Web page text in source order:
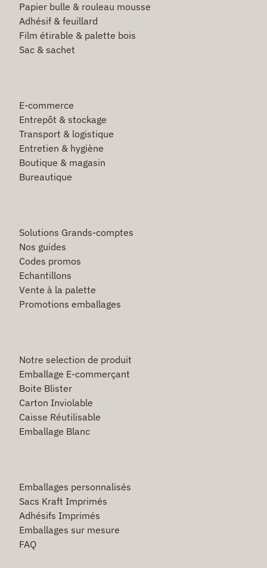
Papier bulle & rouleau mousse
Adhésif & feuillard
Film étirable & palette bois
Sac & sachet
E-commerce
Entrepôt & stockage
Transport & logistique
Entretien & hygiène
Boutique & magasin
Bureautique
Solutions Grands-comptes
Nos guides
Codes promos
Echantillons
Vente à la palette
Promotions emballages
Notre selection de produit
Emballage E-commerçant
Boite Blister
Carton Inviolable
Caisse Réutilisable
Emballage Blanc
Emballages personnalisés
Sacs Kraft Imprimés
Adhésifs Imprimés
Emballages sur mesure
FAQ